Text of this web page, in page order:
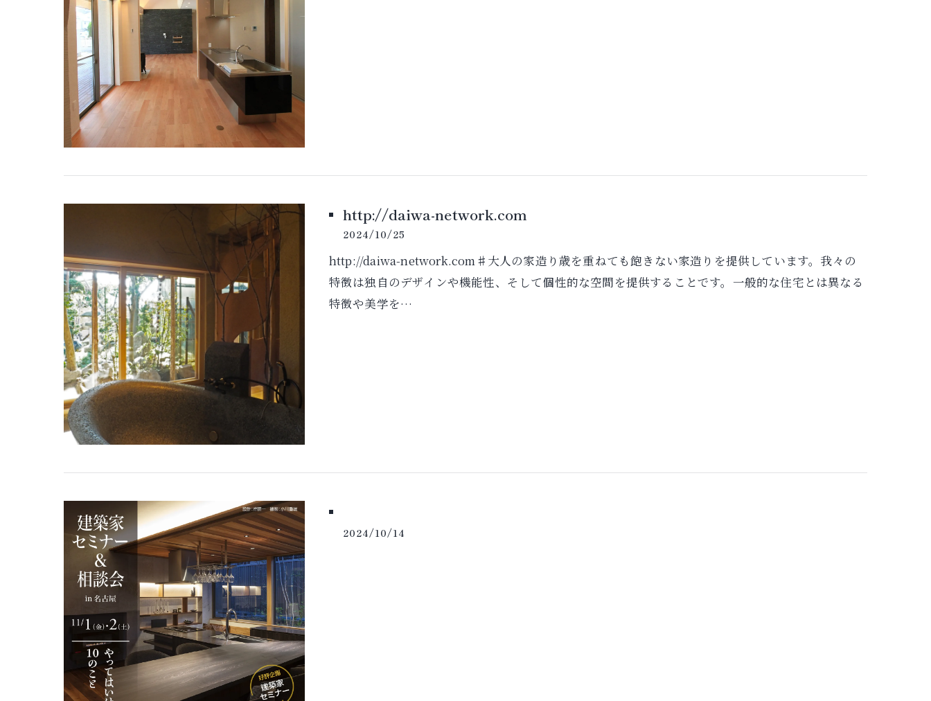
http://daiwa-network.com
2024/10/25
http://daiwa-network.com♯大人の家造り歳を重ねても飽きない家造りを提供しています。我々の
特徴は独自のデザインや機能性、そして個性的な空間を提供することです。一般的な住宅とは異なる
特徴や美学を…
2024/10/14